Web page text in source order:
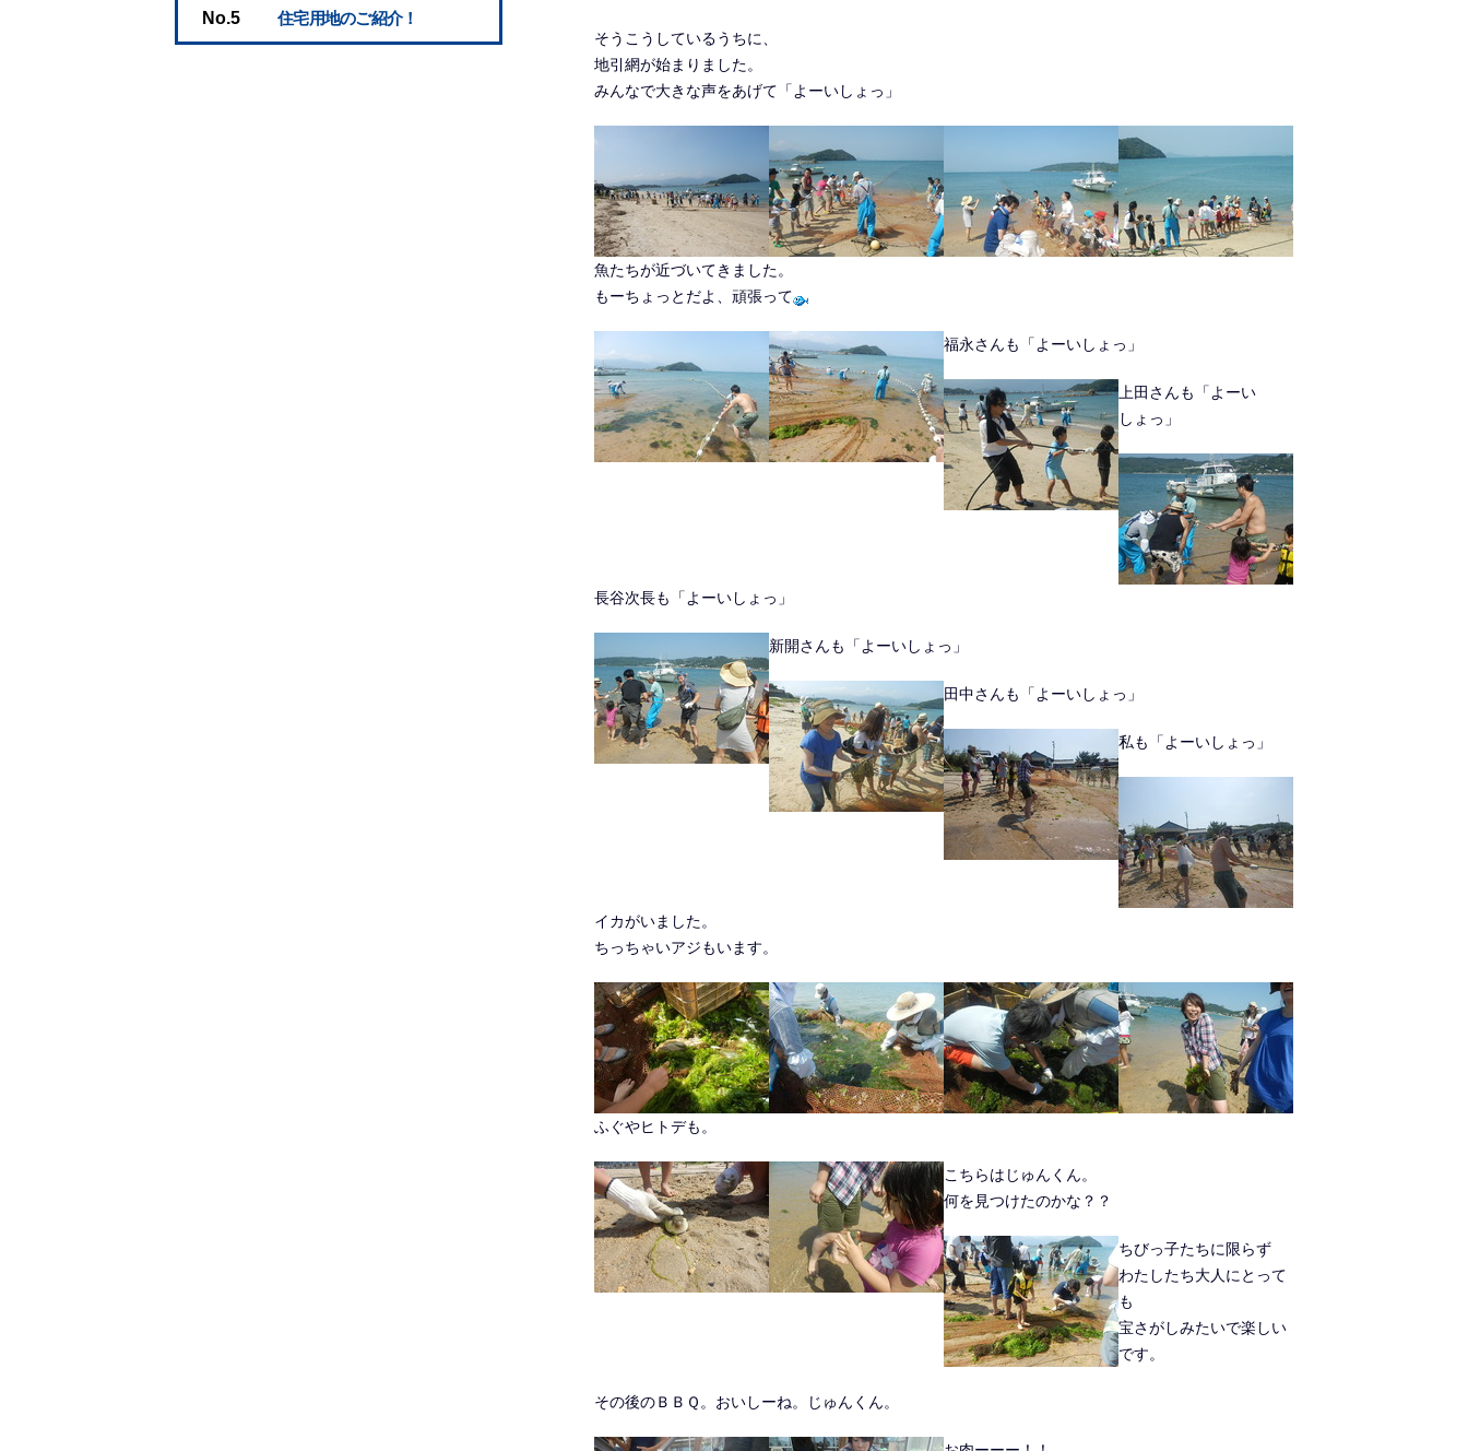
No. 住宅用地のご紹介！
そうこうしているうちに、
地引網が始まりました。
みんなで大きな声をあげて「よーいしょっ」
魚たちが近づいてきました。
もーちょっとだよ、頑張って
福永さんも「よーいしょっ」
上田さんも「よーい
しょっ」
長谷次長も「よーいしょっ」
新開さんも「よーいしょっ」
田中さんも「よーいしょっ」
私も「よーいしょっ」
イカがいました。
ちっちゃいアジもいます。
ふぐやヒトデも。
こちらはじゅんくん。
何を見つけたのかな？？
ちびっ子たちに限らず
わたしたち大人にとって
も
宝さがしみたいで楽しい
です。
その後のＢＢＱ。おいしーね。じゅんくん。